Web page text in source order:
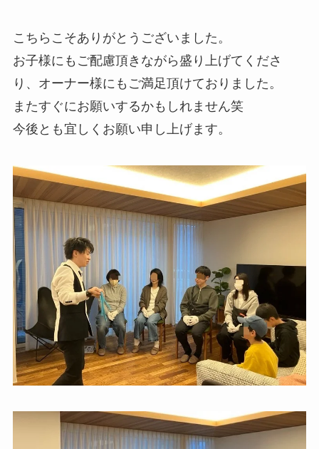
こちらこそありがとうございました。
お子様にもご配慮頂きながら盛り上げてくださ
り、オーナー様にもご満足頂けておりました。
またすぐにお願いするかもしれません笑
今後とも宜しくお願い申し上げます。